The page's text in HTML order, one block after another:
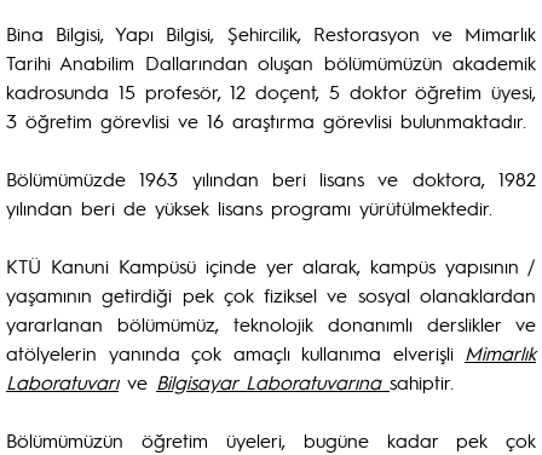
Bina Bilgisi, Yapı Bilgisi, Şehircilik, Restorasyon ve Mimarlık
Tarihi Anabilim Dallarından oluşan bölümümüzün akademik
kadrosunda 15 profesör, 12 doçent, 5 doktor öğretim üyesi,
3 öğretim görevlisi ve 16 araştırma görevlisi bulunmaktadır.
Bölümümüzde 1963 yılından beri lisans ve doktora, 1982
yılından beri de yüksek lisans programı yürütülmektedir.
KTÜ Kanuni Kampüsü içinde yer alarak, kampüs yapısının /
yaşamının getirdiği pek çok fiziksel ve sosyal olanaklardan
yararlanan bölümümüz, teknolojik donanımlı derslikler ve
atölyelerin yanında çok amaçlı kullanıma elverişli Mimarlık
Laboratuvarıve Bilgisayar Laboratuvarına sahiptir.
Bölümümüzün öğretim üyeleri, bugüne kadar pek çok